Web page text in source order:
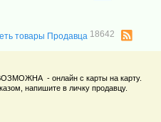
товары Продавца 18642
- онлайн с карты на карту.
напишите в личку продавцу.